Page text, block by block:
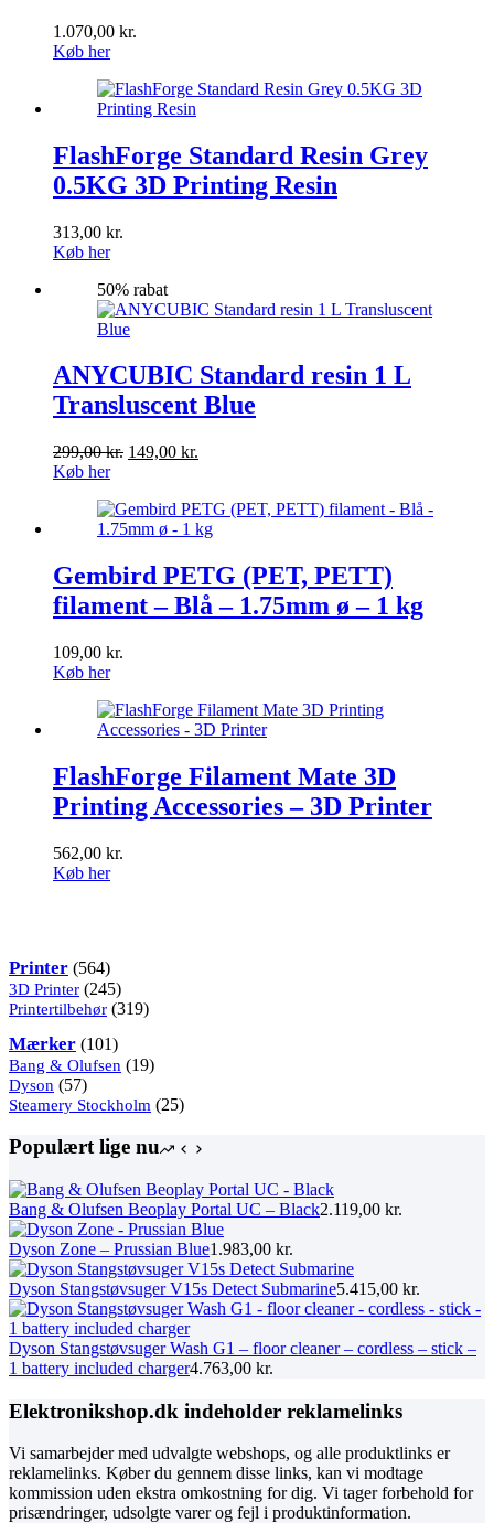
1.070,00 kr.
Køb her
FlashForge Standard Resin Grey
0.5KG 3D Printing Resin
313,00 kr.
Køb her
50% rabat
ANYCUBIC Standard resin 1 L
Transluscent Blue
299,00kr. Den
var:
299,00 kr..
149,00 kr.
er:
149,00 kr..
Køb her
Gembird PETG (PET, PETT)
filament – Blå – 1.75mm ø – 1 kg
109,00 kr.
Køb her
FlashForge Filament Mate 3D
Printing Accessories – 3D Printer
562,00 kr.
Køb her
Printer 564564
varer
3D Printer 245245
varer
Printertilbehør 319319
Mærker 101101
varer
Bang & Olufsen 1919
Dyson 5757
varer
Steamery Stockholm 2525
Populært lige nu
Bang & Olufsen Beoplay Portal UC – Black2.119,00 kr.
Dyson Zone – Prussian Blue1.983,00 kr.
Dyson Stangstøvsuger V15s Detect Submarine5.415,00 kr.
Dyson Stangstøvsuger Wash G1 – floor cleaner – cordless – stick –
1 battery included charger4.763,00 kr.
Elektronikshop.dk indeholder reklamelinks
Vi samarbejder med udvalgte webshops, og alle produktlinks er
reklamelinks. Køber du gennem disse links, kan vi modtage
kommission uden ekstra omkostning for dig. Vi tager forbehold for
prisændringer, udsolgte varer og fejl i produktinformation.